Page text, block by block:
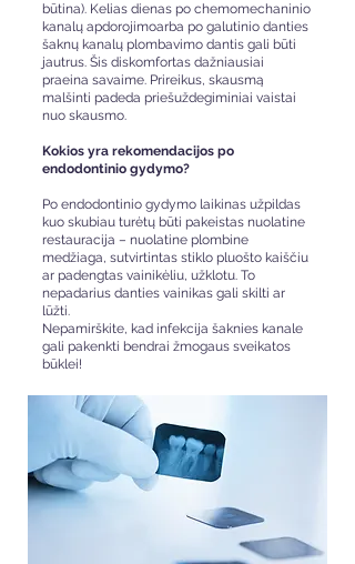
būtina). Kelias dienas po chemomechaninio
kanalų apdorojimoarba po galutinio danties
šaknų kanalų plombavimo dantis gali būti
jautrus. Šis diskomfortas dažniausiai
praeina savaime. Prireikus, skausmą
malšinti padeda priešuždegiminiai vaistai
nuo skausmo.
Kokios yra rekomendacijos po
endodontinio gydymo?
Po endodontinio gydymo laikinas užpildas
kuo skubiau turėtų būti pakeistas nuolatine
restauracija – nuolatine plombine
medžiaga, sutvirtintas stiklo pluošto kaiščiu
ar padengtas vainikėliu, užklotu. To
nepadarius danties vainikas gali skilti ar
lūžti.
Nepamirškite, kad infekcija šaknies kanale
gali pakenkti bendrai žmogaus sveikatos
būklei!